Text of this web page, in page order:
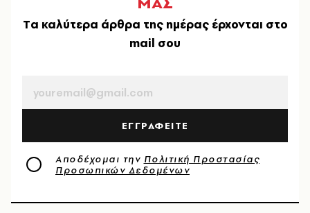
Tα καλύτερα άρθρα της ημέρας έρχονται στο
mail σου
ΕΓΓΡΑΦΕΙΤΕ
Αποδέχομαι την Πολιτική Προστασίας
Προσωπικών Δεδομένων